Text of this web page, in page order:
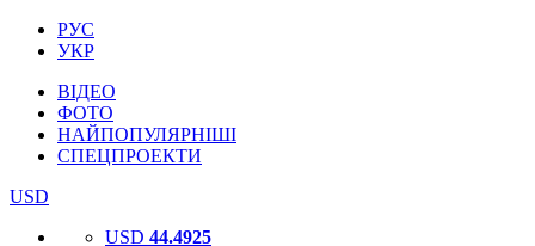
РУС
УКР
ВІДЕО
ФОТО
НАЙПОПУЛЯРНІШІ
СПЕЦПРОЕКТИ
USD
USD 44.4925